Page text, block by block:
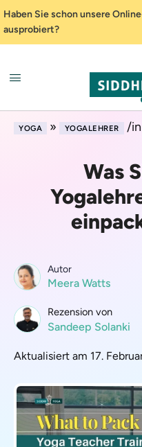
Haben Sie schon unsere
ausprobiert?
YOGA » YOGALEHRER /
Was
Autor
Meera Watts
Rezension von
Sandeep Solanki
Aktualisiert am 17.